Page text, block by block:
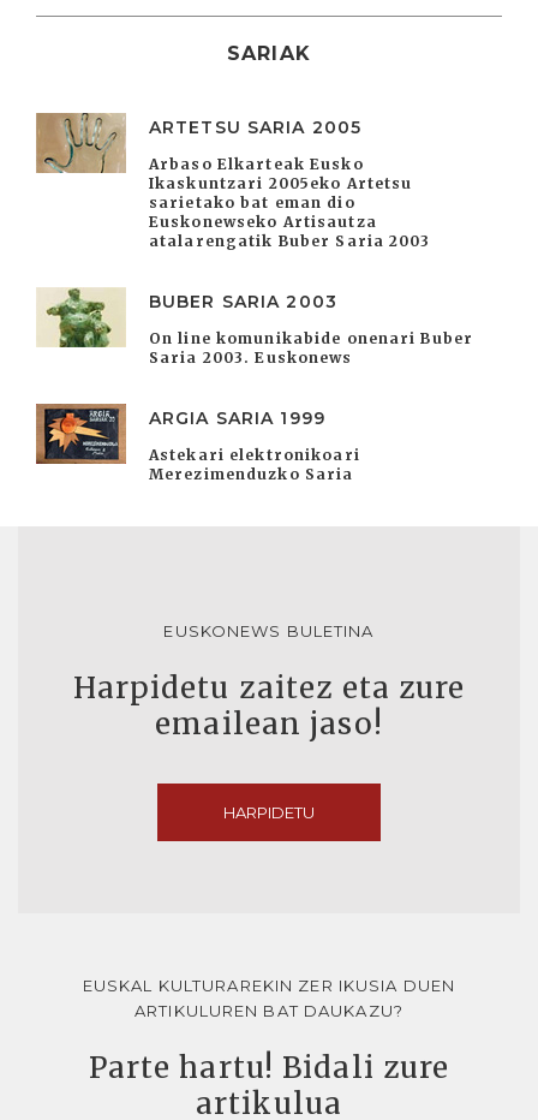
SARIAK
ARTETSU SARIA 2005
Arbaso Elkarteak Eusko
Ikaskuntzari 2005eko Artetsu
sarietako bat eman dio
Euskonewseko Artisautza
atalarengatik Buber Saria 2003
BUBER SARIA 2003
On line komunikabide onenari Buber
Saria 2003. Euskonews
ARGIA SARIA 1999
Astekari elektronikoari
Merezimenduzko Saria
EUSKONEWS BULETINA
Harpidetu zaitez eta zure
emailean jaso!
HARPIDETU
EUSKAL KULTURAREKIN ZER IKUSIA DUEN
ARTIKULUREN BAT DAUKAZU?
Parte hartu! Bidali zure
artikulua